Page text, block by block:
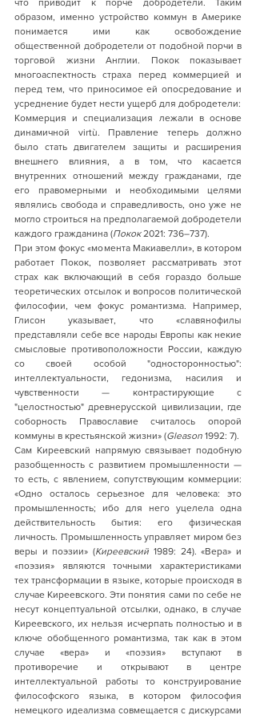
что приводит к порче добродетели. Таким
образом, именно устройство коммун в Америке
понимается ими как освобождение
общественной добродетели от подобной порчи в
торговой жизни Англии. Покок показывает
многоаспектность страха перед коммерцией и
перед тем, что приносимое ей опосредование и
Коммерция и специализация лежали в основе
динамичной virtù. Правление теперь должно
было стать двигателем защиты и расширения
внешнего влияния, а в том, что касается
внутренних отношений между гражданами, где
его правомерными и необходимыми целями
являлись свобода и справедливость, оно уже не
могло строиться на предполагаемой добродетели
каждого гражданина (Покок 2021: 736–737).
При этом фокус «момента Макиавелли», в котором
работает Покок, позволяет рассматривать этот
страх как включающий в себя гораздо больше
теоретических отсылок и вопросов политической
философии, чем фокус романтизма. Например,
Глисон указывает, что «славянофилы
представляли себе все народы Европы как некие
смысловые противоположности России, каждую
со своей особой "односторонностью":
интеллектуальности, гедонизма, насилия и
чувственности — контрастирующие с
"целостностью" древнерусской цивилизации, где
соборность Православие считалось опорой
коммуны в крестьянской жизни» (Gleason 1992: 7).
Сам Киреевский напрямую связывает подобную
разобщенность с развитием промышленности —
то есть, с явлением, сопутствующим коммерции:
«Одно осталось серьезное для человека: это
промышленность; ибо для него уцелела одна
действительность бытия: его физическая
личность. Промышленность управляет миром без
веры и поэзии» (Киреевский 1989: 24). «Вера» и
«поэзия» являются точными характеристиками
тех трансформации в языке, которые происходя в
случае Киреевского. Эти понятия сами по себе не
несут концептуальной отсылки, однако, в случае
Киреевского, их нельзя исчерпать полностью и в
ключе обобщенного романтизма, так как в этом
cлучае «вера» и «поэзия» вступают в
противоречие и открывают в центре
интеллектуальной работы то конструирование
философского языка, в котором философия
немецкого идеализма совмещается с дискурсами